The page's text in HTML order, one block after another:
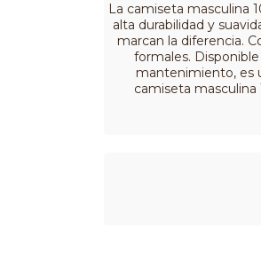
La camiseta masculina
alta durabilidad y
marcan la diferencia.
formales.
mantenimiento, es
camiseta